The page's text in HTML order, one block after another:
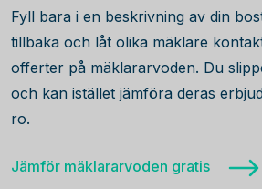
Fyll bara i en beskrivning av din
tillbaka och låt olika mäklare
offerter på mäklararvoden. Du
och kan istället jämföra deras
ro.
Jämför mäklararvoden gratis